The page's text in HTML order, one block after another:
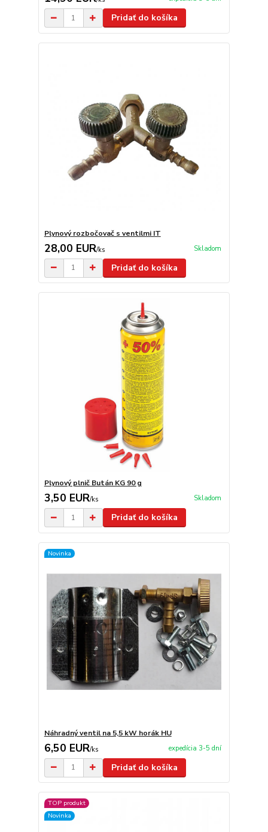
Pridať do košíka
Plynový rozbočovač s ventilmi IT
28,00 EUR/ks Skladom
Pridať do košíka
Plynový plnič Bután KG 90 g
3,50 EUR/ks Skladom
Pridať do košíka
Novinka
Náhradný ventil na 5,5 kW horák HU
6,50 EUR/ks expedícia 3-5 dní
Pridať do košíka
TOP produkt
Novinka